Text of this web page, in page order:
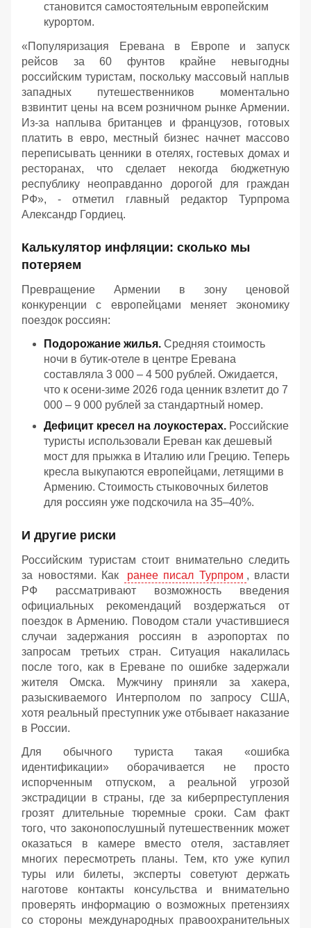
становится самостоятельным европейским
курортом.
«Популяризация Еревана в Европе и запуск
рейсов за 60 фунтов крайне невыгодны
российским туристам, поскольку массовый наплыв
западных путешественников моментально
взвинтит цены на всем розничном рынке Армении.
Из-за наплыва британцев и французов, готовых
платить в евро, местный бизнес начнет массово
переписывать ценники в отелях, гостевых домах и
ресторанах, что сделает некогда бюджетную
республику неоправданно дорогой для граждан
РФ», - отметил главный редактор Турпрома
Александр Гордиец.
Калькулятор инфляции: сколько мы
потеряем
Превращение Армении в зону ценовой
конкуренции с европейцами меняет экономику
поездок россиян:
Подорожание жилья. Средняя стоимость
ночи в бутик-отеле в центре Еревана
составляла 3 000 – 4 500 рублей. Ожидается,
что к осени-зиме 2026 года ценник взлетит до 7
000 – 9 000 рублей за стандартный номер.
Дефицит кресел на лоукостерах. Российские
туристы использовали Ереван как дешевый
мост для прыжка в Италию или Грецию. Теперь
кресла выкупаются европейцами, летящими в
Армению. Стоимость стыковочных билетов
для россиян уже подскочила на 35–40%.
И другие риски
Российским туристам стоит внимательно следить
за новостями. Как
ранее писал Турпром , власти
РФ рассматривают возможность введения
официальных рекомендаций воздержаться от
поездок в Армению. Поводом стали участившиеся
случаи задержания россиян в аэропортах по
запросам третьих стран. Ситуация накалилась
после того, как в Ереване по ошибке задержали
жителя Омска. Мужчину приняли за хакера,
разыскиваемого Интерполом по запросу США,
хотя реальный преступник уже отбывает наказание
в России.
Для обычного туриста такая «ошибка
идентификации» оборачивается не просто
испорченным отпуском, а реальной угрозой
экстрадиции в страны, где за киберпреступления
грозят длительные тюремные сроки. Сам факт
того, что законопослушный путешественник может
оказаться в камере вместо отеля, заставляет
многих пересмотреть планы. Тем, кто уже купил
туры или билеты, эксперты советуют держать
наготове контакты консульства и внимательно
проверять информацию о возможных претензиях
со стороны международных правоохранительных